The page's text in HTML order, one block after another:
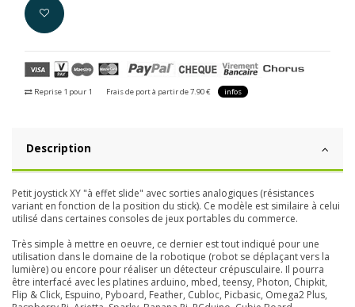
Reprise 1 pour 1 Frais de port à partir de 7.90 € infos
Description
Petit joystick XY "à effet slide" avec sorties analogiques (résistances
variant en fonction de la position du stick). Ce modèle est similaire à celui
utilisé dans certaines consoles de jeux portables du commerce.
Très simple à mettre en oeuvre, ce dernier est tout indiqué pour une
utilisation dans le domaine de la robotique (robot se déplaçant vers la
lumière) ou encore pour réaliser un détecteur crépusculaire. Il pourra
être interfacé avec les platines arduino, mbed, teensy, Photon, Chipkit,
Flip & Click, Espuino, Pyboard, Feather, Cubloc, Picbasic, Omega2 Plus,